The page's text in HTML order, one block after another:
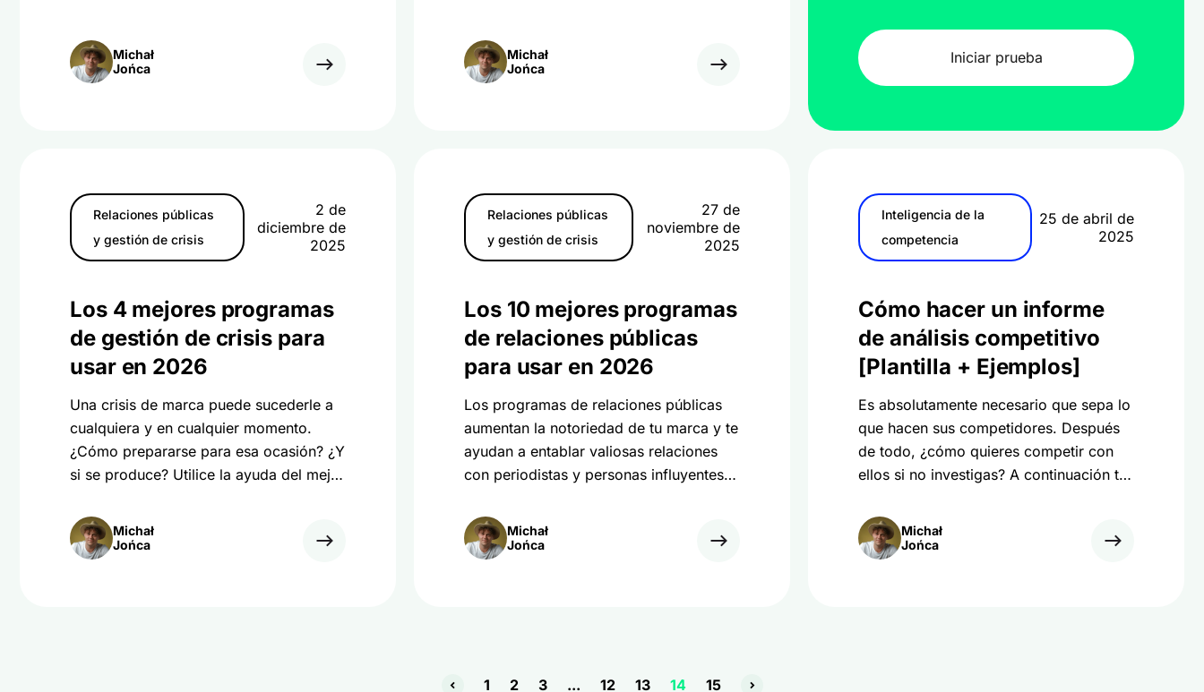
Michał
Jońca
Michał
Jońca
Iniciar prueba
Relaciones públicas
y gestión de crisis
2 de
diciembre de
2025
Los 4 mejores programas
de gestión de crisis para
usar en 2026
Una crisis de marca puede sucederle a
cualquiera y en cualquier momento.
¿Cómo prepararse para esa ocasión? ¿Y
si se produce? Utilice la ayuda del mejor
Michał
Jońca
Relaciones públicas
y gestión de crisis
27 de
noviembre de
2025
Los 10 mejores programas
de relaciones públicas
para usar en 2026
Los programas de relaciones públicas
aumentan la notoriedad de tu marca y te
ayudan a entablar valiosas relaciones
con periodistas y personas influyentes.
relaciones públicas.
Michał
Jońca
Inteligencia de la
competencia
25 de abril de
2025
Cómo hacer un informe
de análisis competitivo
[Plantilla + Ejemplos]
Es absolutamente necesario que sepa lo
que hacen sus competidores. Después
de todo, ¿cómo quieres competir con
ellos si no investigas? A continuación te
análisis competitivo de primera
categoría con consejos y ejemplos
Michał
Jońca
1 2 3 ... 12 13 14 15